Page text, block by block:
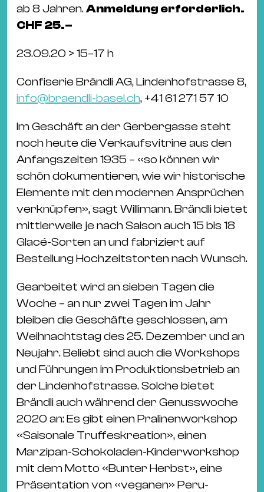
ab 8 Jahren.Anmeldung erforderlich.
CHF 25.–
23.09.20 > 15–17 h
Confiserie Brändli AG, Lindenhofstrasse 8,
info@braendli-basel.ch, +41 61 271 57 10
Im Geschäft an der Gerbergasse steht
noch heute die Verkaufsvitrine aus den
Anfangszeiten 1935 – «so können wir
schön dokumentieren, wie wir historische
Elemente mit den modernen Ansprüchen
verknüpfen», sagt Willimann. Brändli bietet
mittlerweile je nach Saison auch 15 bis 18
Glacé-Sorten an und fabriziert auf
Bestellung Hochzeitstorten nach Wunsch.
Gearbeitet wird an sieben Tagen die
Woche – an nur zwei Tagen im Jahr
bleiben die Geschäfte geschlossen, am
Weihnachtstag des 25. Dezember und an
Neujahr. Beliebt sind auch die Workshops
und Führungen im Produktionsbetrieb an
der Lindenhofstrasse. Solche bietet
Brändli auch während der Genusswoche
2020 an: Es gibt einen Pralinenworkshop
«Saisonale Truffeskreation», einen
Marzipan-Schokoladen-Kinderworkshop
mit dem Motto «Bunter Herbst», eine
Präsentation von «veganen» Peru-